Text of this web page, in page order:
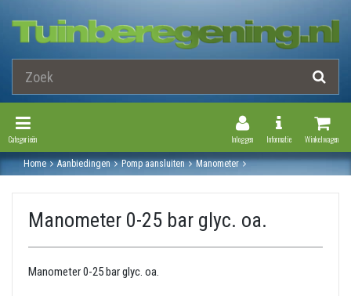
Winkelwagen
Toggle
Informatie
Inloggen
Toggle Navigation
Categorieën
Home Aanbiedingen Pomp aansluiten
Manometer
Manometer 0-25 bar glyc. oa.
Manometer 0-25 bar glyc. oa.